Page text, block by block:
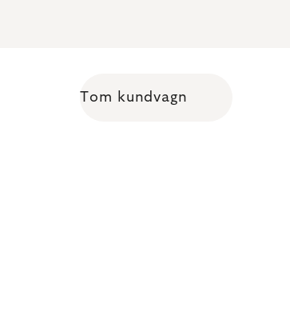
Shopping cart
Tom kundvagn